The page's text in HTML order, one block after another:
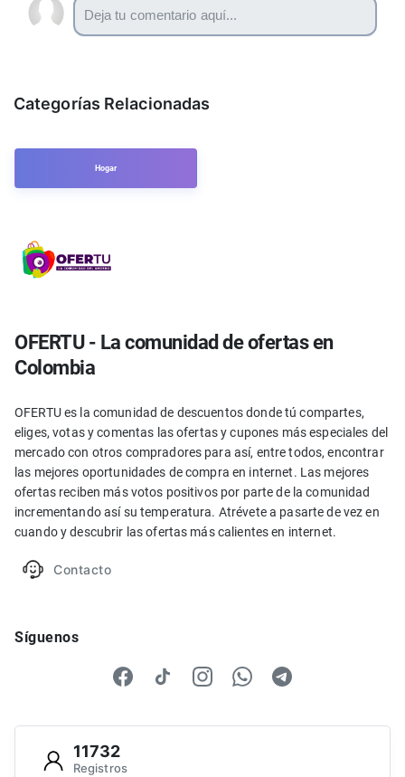
Categorías Relacionadas
Hogar
OFERTU - La comunidad de ofertas en
Colombia
OFERTU es la comunidad de descuentos donde tú compartes,
eliges, votas y comentas las ofertas y cupones más especiales del
mercado con otros compradores para así, entre todos, encontrar
las mejores oportunidades de compra en internet. Las mejores
ofertas reciben más votos positivos por parte de la comunidad
incrementando así su temperatura. Atrévete a pasarte de vez en
cuando y descubrir las ofertas más calientes en internet.
Contacto
Síguenos
11732
Registros